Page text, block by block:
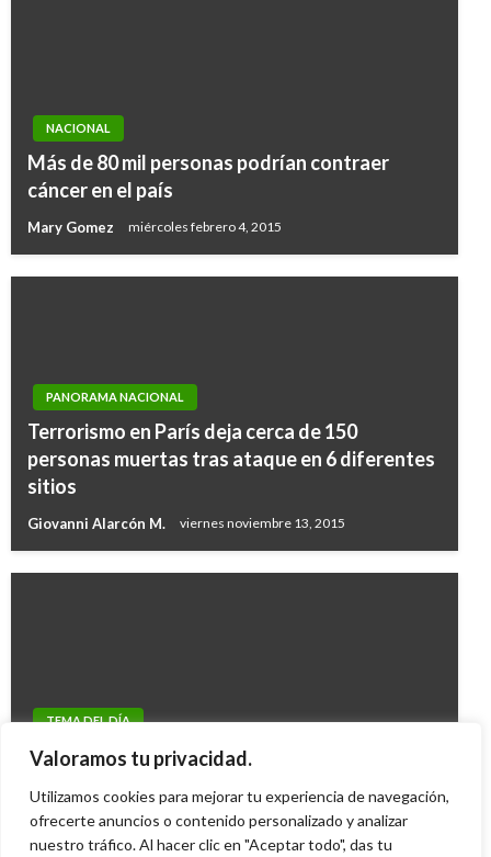
Valoramos tu privacidad.
Utilizamos cookies para mejorar tu experiencia de navegación,
ofrecerte anuncios o contenido personalizado y analizar
nuestro tráfico. Al hacer clic en "Aceptar todo", das tu
NACIONAL
Más de 80 mil personas podrían contraer
cáncer en el país
Mary Gomez miércoles febrero 4, 2015
PANORAMA NACIONAL
Terrorismo en París deja cerca de 150
personas muertas tras ataque en 6 diferentes
sitios
Giovanni Alarcón M. viernes noviembre 13, 2015
TEMA DEL DÍA
Corte Constitucional negó plazo de tres
Mary Gomez lunes marzo 30, 2015